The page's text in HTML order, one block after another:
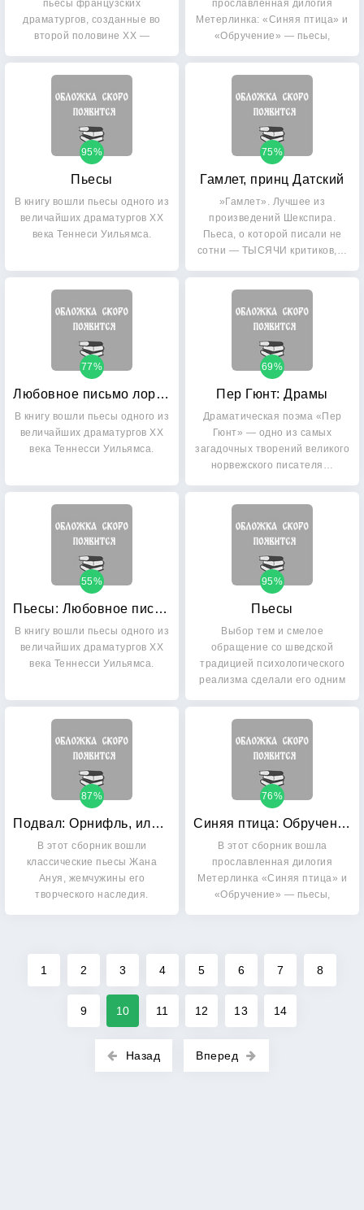
пьесы французских
драматургов, созданные во
второй половине XX —
прославленная дилогия
Метерлинка: «Синяя птица» и
«Обручение» — пьесы,
Пьесы
95%
В книгу вошли пьесы одного из
величайших драматургов ХХ
века Теннеси Уильямса.
Гамлет, принц Датский
75%
»Гамлет». Лучшее из
произведений Шекспира.
Пьеса, о которой писали не
сотни — ТЫСЯЧИ критиков,…
Любовное письмо лорда Байрона
77%
В книгу вошли пьесы одного из
величайших драматургов XX
века Теннесси Уильямса.
Пер Гюнт: Драмы
69%
Драматическая поэма «Пер
Гюнт» — одно из самых
загадочных творений великого
норвежского писателя…
Пьесы: Любовное письмо лорда Байрона
55%
В книгу вошли пьесы одного из
величайших драматургов XX
века Теннесси Уильямса.
Пьесы
95%
Выбор тем и смелое
обращение со шведской
традицией психологического
реализма сделали его одним
Подвал: Орнифль, или Сквозной ветерок
87%
В этот сборник вошли
классические пьесы Жана
Ануя, жемчужины его
творческого наследия.
Синяя птица: Обручение
76%
В этот сборник вошла
прославленная дилогия
Метерлинка «Синяя птица» и
«Обручение» — пьесы,
Назад
1 2 3 4 5 6 7 8
9 10 11 12 13 14
Вперед